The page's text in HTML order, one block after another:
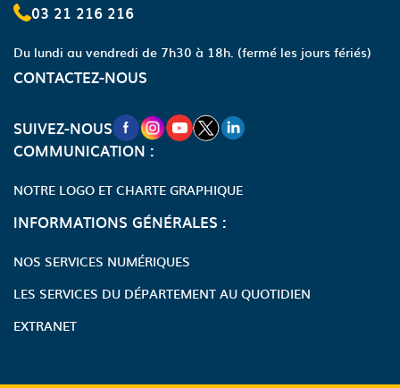
03 21 216 216
Du lundi au vendredi de 7h30 à 18h. (fermé les jours fériés)
CONTACTEZ-NOUS
SUIVEZ-NOUSNOUVELLE FENÊTRE VERS LA PAGE
NOUVELLE FENÊTRE VERS LA
NOUVELLE FENÊTRE VERS LA
NOUVELLE FENÊTRE VERS
NOUVELLE FENÊTRE
COMMUNICATION :
NOTRE LOGO ET CHARTE GRAPHIQUE
INFORMATIONS GÉNÉRALES :
NOS SERVICES NUMÉRIQUES
LES SERVICES DU DÉPARTEMENT AU QUOTIDIEN
EXTRANET